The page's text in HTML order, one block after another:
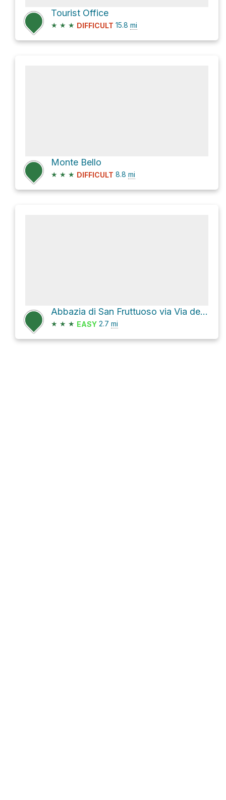
Tourist Office
★ ★ ★ DIFFICULT 15.8 mi
Monte Bello
★ ★ ★ DIFFICULT 8.8 mi
Abbazia di San Fruttuoso via Via del Fondaco
★ ★ ★ EASY 2.7 mi